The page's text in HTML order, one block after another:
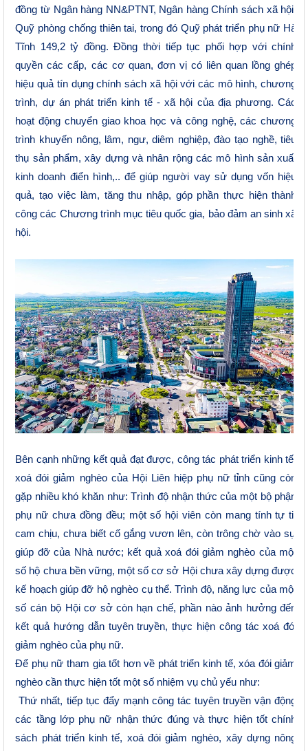
đồng từ Ngân hàng NN&PTNT, Ngân hàng Chính sách xã hội:
Quỹ phòng chống thiên tai, trong đó Quỹ phát triển phụ nữ Hà
Tĩnh 149,2 tỷ đồng. Đồng thời tiếp tục phối hợp với chính
quyền các cấp, các cơ quan, đơn vị có liên quan lồng ghép
hiệu quả tín dụng chính sách xã hội với các mô hình, chương
trình, dự án phát triển kinh tế - xã hội của địa phương. Các
hoạt động chuyển giao khoa học và công nghệ, các chương
trình khuyến nông, lâm, ngư, diêm nghiệp, đào tạo nghề, tiêu
thụ sản phẩm, xây dựng và nhân rộng các mô hình sản xuất
kinh doanh điển hình,.. để giúp người vay sử dụng vốn hiệu
quả, tạo việc làm, tăng thu nhập, góp phần thực hiện thành
công các Chương trình mục tiêu quốc gia, bảo đảm an sinh xã
hội.
Bên cạnh những kết quả đạt được, công tác phát triển kinh tế,
xoá đói giảm nghèo của Hội Liên hiệp phụ nữ tỉnh cũng còn
gặp nhiều khó khăn như:Trình độ nhận thức của một bộ phận
phụ nữ chưa đồng đều; một số hội viên còn mang tính tự ti,
cam chịu, chưa biết cố gắng vươn lên, còn trông chờ vào sự
giúp đỡ của Nhà nước; kết quả xoá đói giảm nghèo của một
số hộ chưa bền vững, một số cơ sở Hội chưa xây dựng được
kế hoạch giúp đỡ hộ nghèo cụ thể. Trình độ, năng lực của một
số cán bộ Hội cơ sở còn hạn chế, phần nào ảnh hưởng đến
kết quả hướng dẫn tuyên truyền, thực hiện công tác xoá đói
giảm nghèo của phụ nữ.
Để phụ nữ tham gia tốt hơn về phát triển kinh tế, xóa đói giảm
nghèo cần thực hiện tốt một số nhiệm vụ chủ yếu như:
Thứ nhất, tiếp tục đẩy mạnh công tác tuyên truyền vận động
các tầng lớp phụ nữ nhận thức đúng và thực hiện tốt chính
sách phát triển kinh tế, xoá đói giảm nghèo, xây dựng nông